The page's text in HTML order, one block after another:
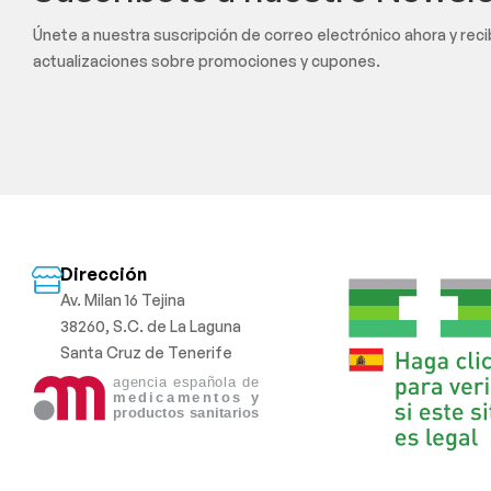
Únete a nuestra suscripción de correo electrónico ahora y
actualizaciones sobre promociones y cupones.
Dirección
Av. Milan 16 Tejina
38260, S.C. de La Laguna
Santa Cruz de Tenerife